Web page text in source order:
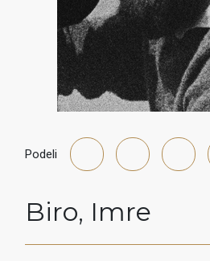
Podeli
Biro, Imre